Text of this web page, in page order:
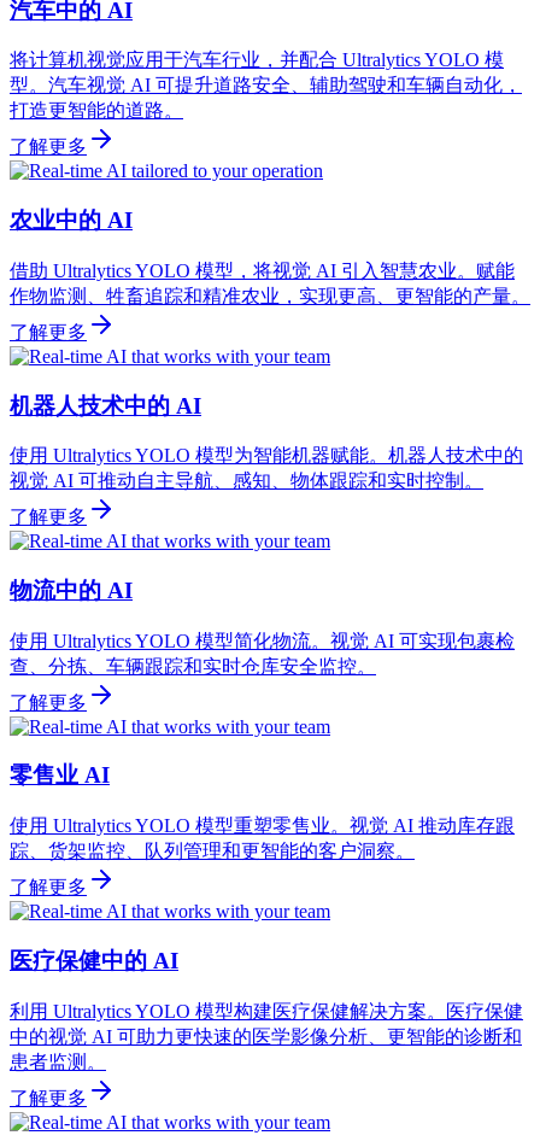
汽车中的 AI
将计算机视觉应用于汽车行业，并配合 Ultralytics YOLO 模
型。汽车视觉 AI 可提升道路安全、辅助驾驶和车辆自动化，
打造更智能的道路。
了解更多
农业中的 AI
借助 Ultralytics YOLO 模型，将视觉 AI 引入智慧农业。赋能
作物监测、牲畜追踪和精准农业，实现更高、更智能的产量。
了解更多
机器人技术中的 AI
使用 Ultralytics YOLO 模型为智能机器赋能。机器人技术中的
视觉 AI 可推动自主导航、感知、物体跟踪和实时控制。
了解更多
物流中的 AI
使用 Ultralytics YOLO 模型简化物流。视觉 AI 可实现包裹检
查、分拣、车辆跟踪和实时仓库安全监控。
了解更多
零售业 AI
使用 Ultralytics YOLO 模型重塑零售业。视觉 AI 推动库存跟
踪、货架监控、队列管理和更智能的客户洞察。
了解更多
医疗保健中的 AI
利用 Ultralytics YOLO 模型构建医疗保健解决方案。医疗保健
中的视觉 AI 可助力更快速的医学影像分析、更智能的诊断和
患者监测。
了解更多